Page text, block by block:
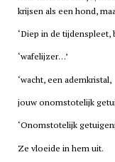
krijsen als een hond,
‘Diep in de tijdenspleet,
‘wafelijzer…’
‘wacht, een ademkristal,
jouw onomstotelijk
‘Onomstotelijk
Ze vloeide in hem uit.